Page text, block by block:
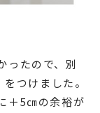
ったので、別
つけました。
＋5㎝の余裕が